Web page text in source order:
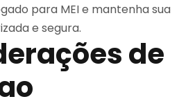
para MEI e mantenha sua
e segura.
de